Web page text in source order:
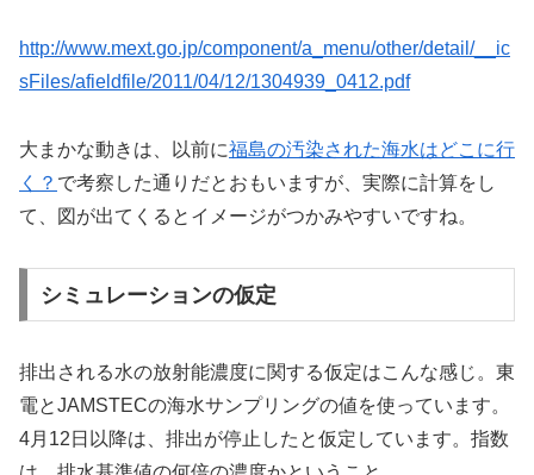
http://www.mext.go.jp/component/a_menu/other/detail/__ic
sFiles/afieldfile/2011/04/12/1304939_0412.pdf
大まかな動きは、以前に福島の汚染された海水はどこに行
く？ で考察した通りだとおもいますが、実際に計算をし
て、図が出てくるとイメージがつかみやすいですね。
シミュレーションの仮定
排出される水の放射能濃度に関する仮定はこんな感じ。東
電とJAMSTECの海水サンプリングの値を使っています。
4月12日以降は、排出が停止したと仮定しています。指数